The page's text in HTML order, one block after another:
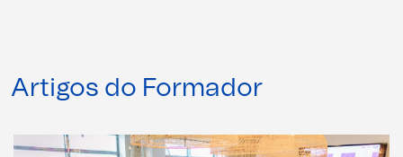
Artigos do Formador